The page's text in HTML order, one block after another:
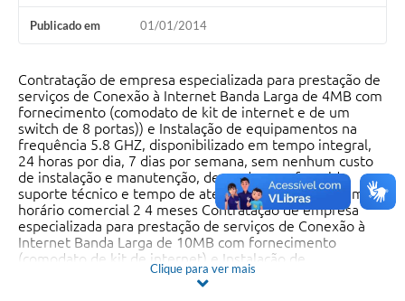
Publicado em 01/01/2014
Contratação de empresa especializada para prestação de
serviços de Conexão à Internet Banda Larga de 4MB com
fornecimento (comodato de kit de internet e de um
switch de 8 portas)) e Instalação de equipamentos na
frequência 5.8 GHZ, disponibilizado em tempo integral,
24 horas por dia, 7 dias por semana, sem nenhum custo
de instalação e manutenção, devendo ser oferecido
suporte técnico e tempo de atendimento e reparo em
horário comercial 2 4 meses Contratação de empresa
especializada para prestação de serviços de Conexão à
Internet Banda Larga de 10MB com fornecimento
(comodato de kit de internet) e Instalação de
equipamentos na frequência 5.8 GHZ, disponibilizado em
tempo integral, 24 horas por dia, 7 dias por semana, sem
Clique para ver mais